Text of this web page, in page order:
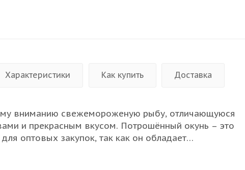
Характеристики Как купить Доставка
вниманию свежемороженую рыбу, отличающуюся
и прекрасным вкусом. Потрошённый окунь – это
оптовых закупок, так как он обладает
решений. Блюда из этой рыбы порадуют ваших